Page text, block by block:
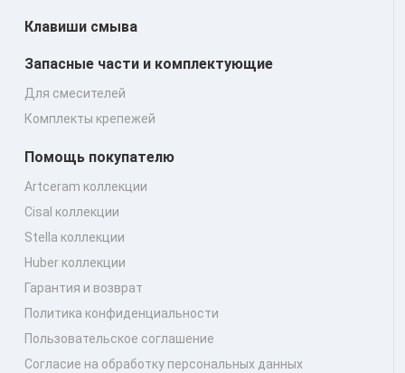
Клавиши смыва
Запасные части и комплектующие
Для смесителей
Комплекты крепежей
Помощь покупателю
Artceram коллекции
Cisal коллекции
Stella коллекции
Huber коллекции
Гарантия и возврат
Политика конфиденциальности
Пользовательское соглашение
Согласие на обработку персональных данных